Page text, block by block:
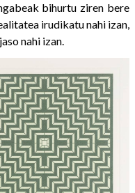
bihurtu ziren bere
irudikatu nahi izan,
nahi izan.